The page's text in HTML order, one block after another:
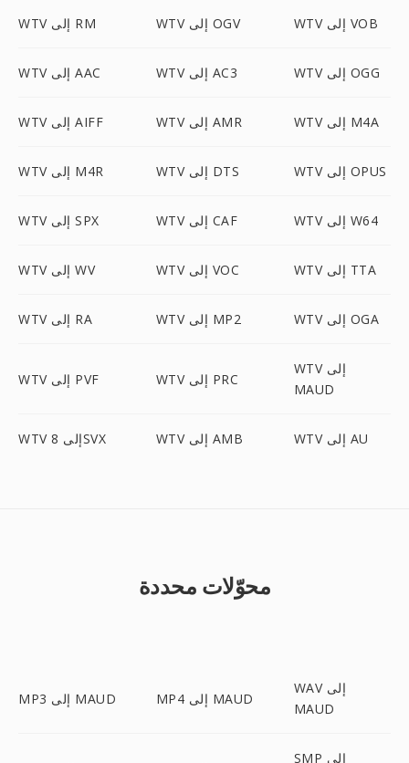
WTV إلى RM WTV إلى OGV WTV إلى VOB
WTV إلى AAC WTV إلى AC3 WTV إلى OGG
WTV إلى AIFF WTV إلى AMR WTV إلى M4A
WTV إلى M4R WTV إلى DTS WTV إلى OPUS
WTV إلى SPX WTV إلى CAF WTV إلى W64
WTV إلى WV WTV إلى VOC WTV إلى TTA
WTV إلى RA WTV إلى MP2 WTV إلى OGA
WTV إلى PVF WTV إلى PRC
WTV إلى
MAUD
WTV إلى 8SVX WTV إلى AMB WTV إلى AU
محوّلات محددة
MP3 إلى MAUD MP4 إلى MAUD
WAV إلى
MAUD
SMP إلى